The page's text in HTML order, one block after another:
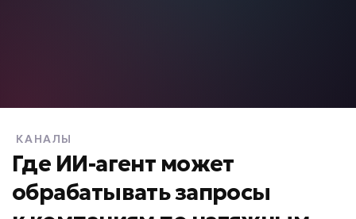
ИИ для расчета КП
Задача: Формирование коммерческих
предложений
• Ускорение подготовки КП в 20 раз
КАНАЛЫ
Где ИИ-агент может
обрабатывать запросы